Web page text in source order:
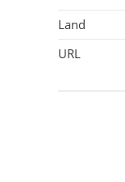
Land
URL